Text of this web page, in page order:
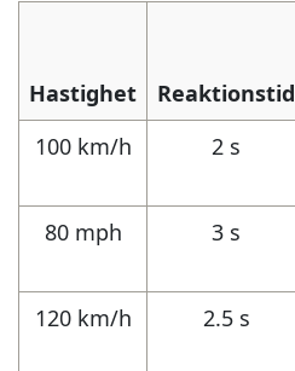
Hastighet Reaktionstid
100 km/h
2 s
80 mph 3 s
120 km/h 2.5 s